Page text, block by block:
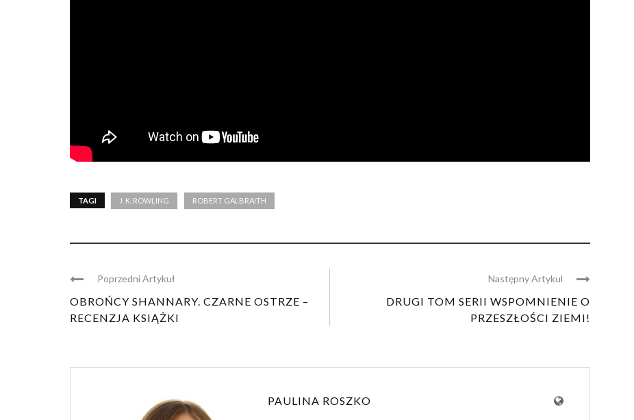
TAGI J. K. ROWLING ROBERT GALBRAITH
Poprzedni Artykuł
OBROŃCY SHANNARY. CZARNE OSTRZE –
RECENZJA KSIĄŻKI
Następny Artykul
DRUGI TOM SERII WSPOMNIENIE O
PRZESZŁOŚCI ZIEMI!
PAULINA ROSZKO